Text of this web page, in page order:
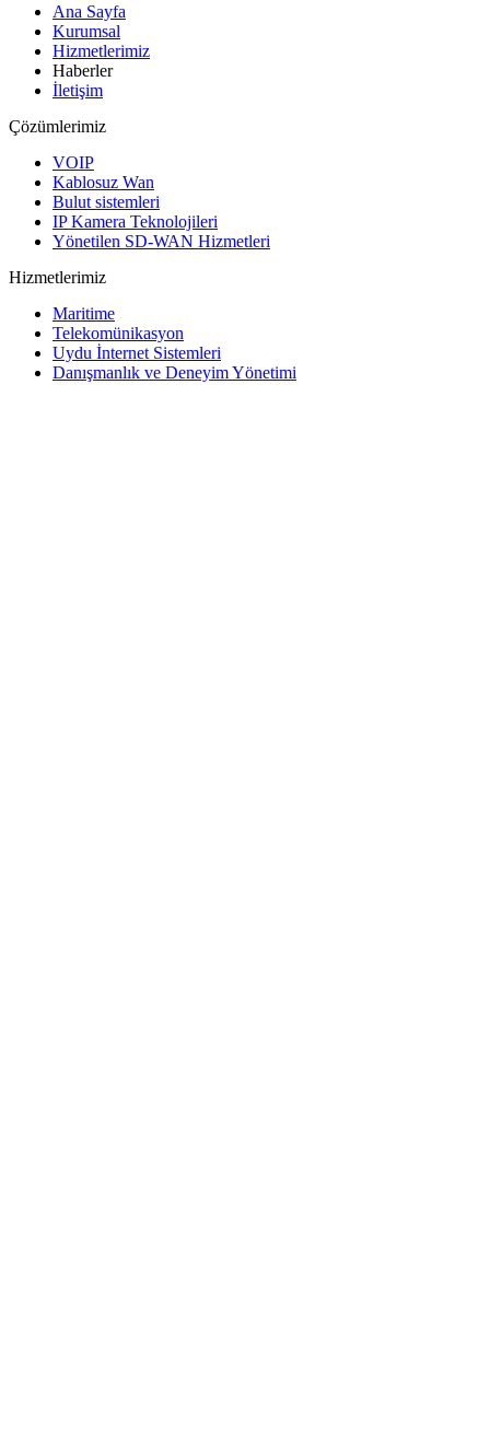
Ana Sayfa
Kurumsal
Hizmetlerimiz
Haberler
İletişim
Çözümlerimiz
VOIP
Kablosuz Wan
Bulut sistemleri
IP Kamera Teknolojileri
Yönetilen SD-WAN Hizmetleri
Hizmetlerimiz
Maritime
Telekomünikasyon
Uydu İnternet Sistemleri
Danışmanlık ve Deneyim Yönetimi